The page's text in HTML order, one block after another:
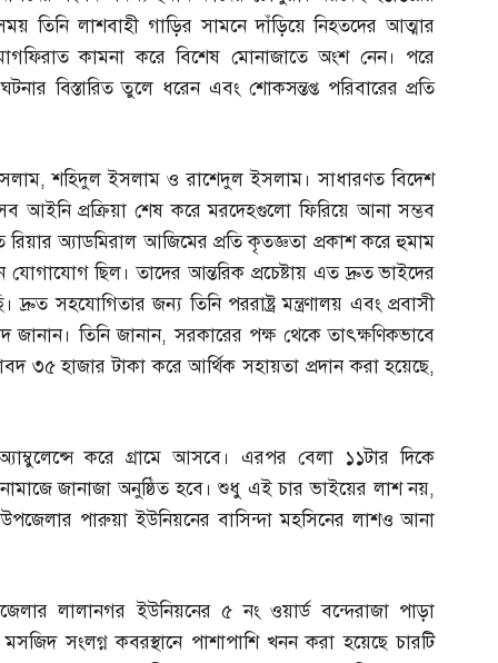
তিনি লাশবাহী গাড়ির সামনে দাঁড়িয়ে নিহতদের আত্মার
কামনা করে বিশেষ মোনাজাতে অংশ নেন। পরে
বিস্তারিত তুলে ধরেন এবং শোকসন্তপ্ত পরিবারের প্রতি
,শহিদুল ইসলাম ও রাশেদুল ইসলাম। সাধারণত বিদেশ
আইনি প্রক্রিয়া শেষ করে মরদেহগুলো ফিরিয়ে আনা সম্ভব
রিয়ার অ্যাডমিরাল আজিমের প্রতি কৃতজ্ঞতা প্রকাশ করে হুমাম
যোগাযোগ ছিল। তাদের আন্তরিক প্রচেষ্টায় এত দ্রুত ভাইদের
সহযোগিতার জন্য তিনি পররাষ্ট্র মন্ত্রণালয় এবং প্রবাসী
জানান। তিনি জানান,সরকারের পক্ষ থেকে তাৎক্ষণিকভাবে
৩৫ হাজার টাকা করে আর্থিক সহায়তা প্রদান করা হয়েছে,
করে গ্রামে আসবে। এরপর বেলা ১১টার দিকে
জানাজা অনুষ্ঠিত হবে। শুধু এই চার ভাইয়ের লাশ নয়,
পারুয়া ইউনিয়নের বাসিন্দা মহসিনের লাশও আনা
লালানগর ইউনিয়নের ৫ নং ওয়ার্ড বন্দেরাজা পাড়া
সংলগ্ন কবরস্থানে পাশাপাশি খনন করা হয়েছে চারটি